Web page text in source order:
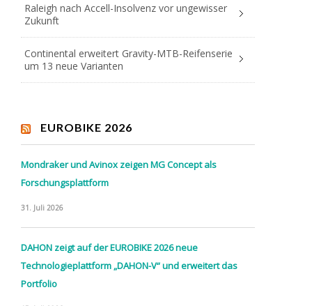
Raleigh nach Accell-Insolvenz vor ungewisser
Zukunft
Continental erweitert Gravity-MTB-Reifenserie
um 13 neue Varianten
EUROBIKE 2026
Mondraker und Avinox zeigen MG Concept als
Forschungsplattform
31. Juli 2026
DAHON zeigt auf der EUROBIKE 2026 neue
Technologieplattform „DAHON-V“ und erweitert das
Portfolio